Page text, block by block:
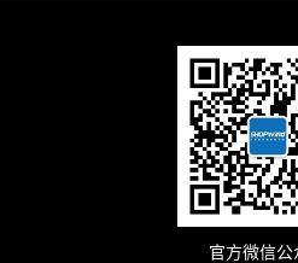
官方微信公